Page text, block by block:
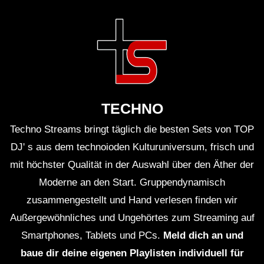
Circoloco mix 2023 beschreiben?
Antwort: Die Atmosphäre wird geprägt sein von
Energie, Leidenschaft und Euphorie, während die
Künstler und DJs das Publikum mit ihren
Faktisches
Afro House Musik vereint Elemente traditioneller
Beats.
TECHNO
Techno Streams bringt täglich die besten Sets von TOP
DJ' s aus dem technoioden Kulturuniversum, frisch und
mit höchster Qualität in der Auswahl über den Äther der
Moderne an den Start. Gruppendynamisch
zusammengestellt und Hand verlesen finden wir
Außergewöhnliches und Ungehörtes zum Streaming auf
Smartphones, Tablets und PCs. Meld dich an und
baue dir deine eigenen Playlisten individuell für